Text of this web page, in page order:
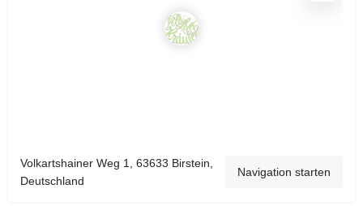
Volkartshainer Weg 1, 63633 Birstein,
Deutschland
Navigation starten